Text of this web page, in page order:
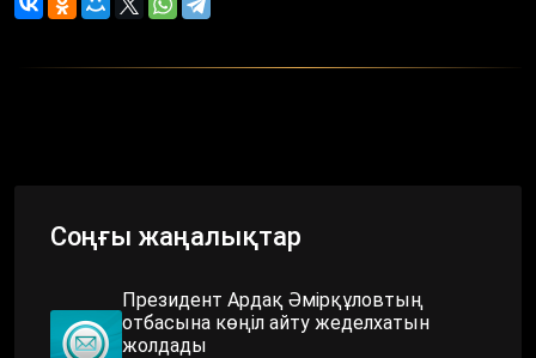
Соңғы жаңалықтар
Президент Ардақ Әмірқұловтың
отбасына көңіл айту жеделхатын
жолдады